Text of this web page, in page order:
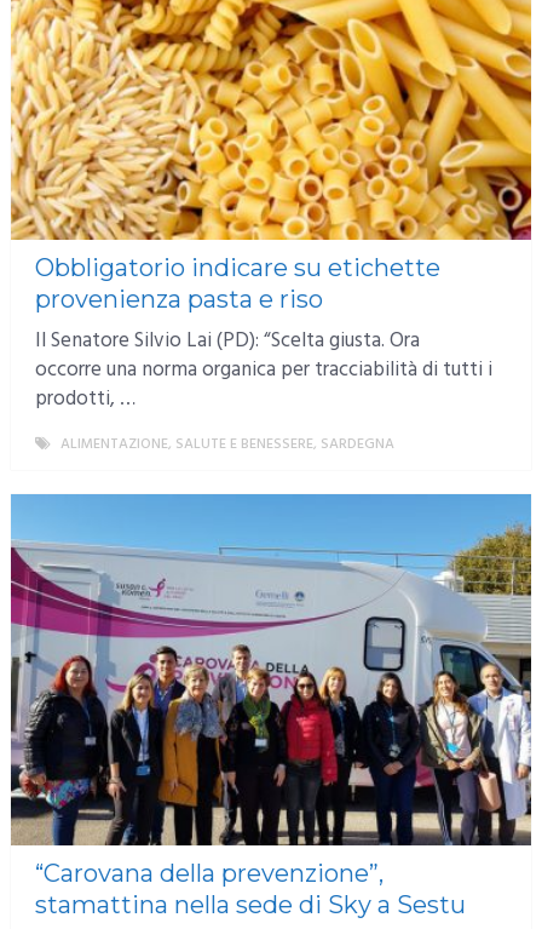
Obbligatorio indicare su etichette
provenienza pasta e riso
Il Senatore Silvio Lai (PD): “Scelta giusta. Ora
occorre una norma organica per tracciabilità di tutti i
prodotti, …
ALIMENTAZIONE, SALUTE E BENESSERE, SARDEGNA
“Carovana della prevenzione”,
stamattina nella sede di Sky a Sestu